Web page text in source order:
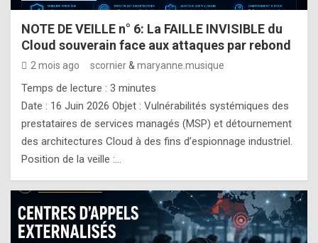
NOTE DE VEILLE n° 6: La FAILLE INVISIBLE du
Cloud souverain face aux attaques par rebond
2 mois ago scornier& maryanne.musique
Temps de lecture : 3 minutes
Date : 16 Juin 2026 Objet : Vulnérabilités systémiques des
prestataires de services managés (MSP) et détournement
des architectures Cloud à des fins d’espionnage industriel.
Position de la veille :…